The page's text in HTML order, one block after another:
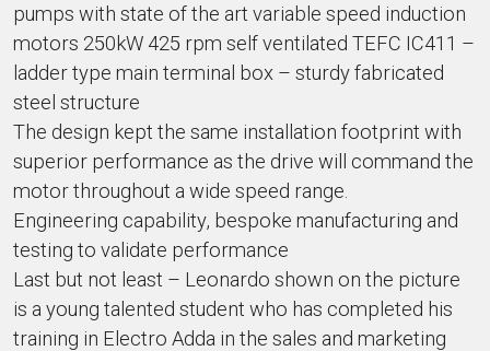
pumps with state of the art variable speed induction
motors 250kW 425 rpm self ventilated TEFC IC411 –
ladder type main terminal box – sturdy fabricated
steel structure
The design kept the same installation footprint with
superior performance as the drive will command the
motor throughout a wide speed range.
Engineering capability, bespoke manufacturing and
testing to validate performance
Last but not least – Leonardo shown on the picture
is a young talented student who has completed his
training in Electro Adda in the sales and marketing